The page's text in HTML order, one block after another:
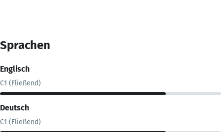
Sprachen
Englisch
C1 (Fließend)
Deutsch
C1 (Fließend)